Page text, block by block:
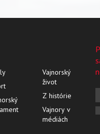
Vajnorský
život
Z histórie
Vajnory v
médiách